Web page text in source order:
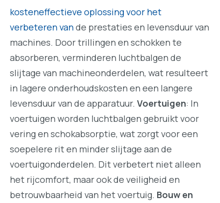
kosteneffectieve oplossing voor het
verbeteren vande prestaties en levensduur van
machines. Door trillingen en schokken te
absorberen, verminderen luchtbalgen de
slijtage van machineonderdelen, wat resulteert
in lagere onderhoudskosten en een langere
levensduur van de apparatuur. Voertuigen: In
voertuigen worden luchtbalgen gebruikt voor
vering en schokabsorptie, wat zorgt voor een
soepelere rit en minder slijtage aan de
voertuigonderdelen. Dit verbetert niet alleen
het rijcomfort, maar ook de veiligheid en
betrouwbaarheid van het voertuig. Bouw en